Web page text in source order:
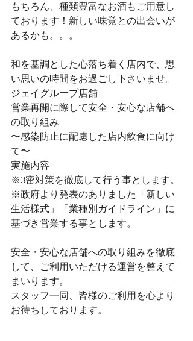
もちろん、種類豊富なお酒もご用意し
ております！新しい味覚との出会いが
あるかも。。。
和を基調とした心落ち着く店内で、思
い思いの時間をお過ごし下さいませ。
ジェイグループ店舗
営業再開に際して安全・安心な店舗へ
の取り組み
〜感染防止に配慮した店内飲食に向け
て〜
実施内容
※3密対策を徹底して行う事とします。
※政府より発表のありました「新しい
生活様式」「業種別ガイドライン」に
基づき営業する事とします。
安全・安心な店舗への取り組みを徹底
して、ご利用いただける運営を整えて
まいります。
スタッフ一同、皆様のご利用を心より
お待ちしております。